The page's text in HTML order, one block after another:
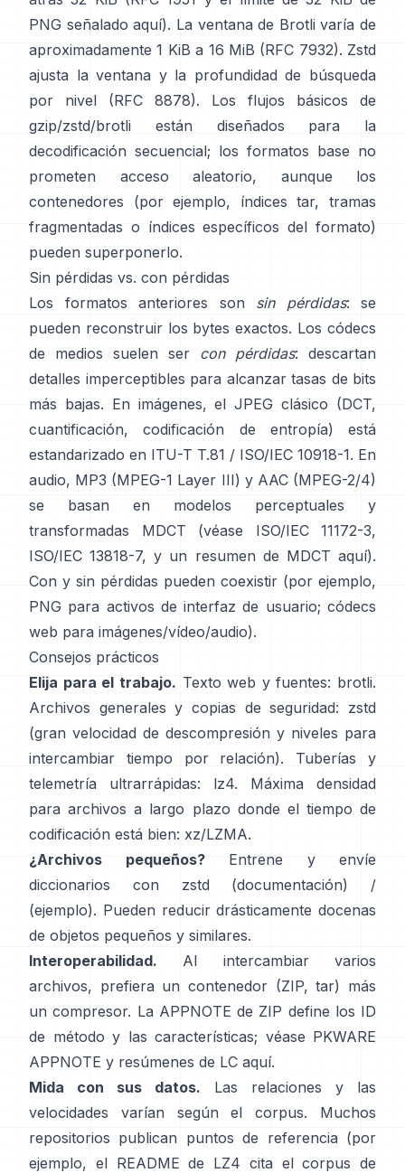
PNG señalado aquí). La ventana de Brotli varía de
aproximadamente 1 KiB a 16 MiB (RFC 7932). Zstd
ajusta la ventana y la profundidad de búsqueda
por nivel
(RFC 8878). Los flujos básicos de
gzip/zstd/brotli están diseñados para la
decodificación secuencial; los formatos base no
prometen acceso aleatorio, aunque los
contenedores (por ejemplo, índices tar, tramas
fragmentadas o índices específicos del formato)
pueden superponerlo.
Sin pérdidas vs. con pérdidas
Los formatos anteriores son sin pérdidas: se
pueden reconstruir los bytes exactos. Los códecs
de medios suelen ser con pérdidas: descartan
detalles imperceptibles para alcanzar tasas de bits
más bajas. En imágenes, el JPEG clásico (DCT,
cuantificación, codificación de entropía) está
estandarizado en ITU-T T.81 / ISO/IEC 10918-1. En
audio, MP3 (MPEG-1 Layer III) y AAC (MPEG-2/4)
se basan en modelos perceptuales y
transformadas MDCT (véase
ISO/IEC 11172-3,
ISO/IEC 13818-7, y un resumen de MDCT aquí).
Con y sin pérdidas pueden coexistir (por ejemplo,
PNG para activos de interfaz de usuario; códecs
web para imágenes/vídeo/audio).
Consejos prácticos
Elija para el trabajo. Texto web y fuentes: brotli.
Archivos generales y copias de seguridad: zstd
(gran velocidad de descompresión y niveles para
intercambiar tiempo por relación). Tuberías y
telemetría ultrarrápidas:
lz4. Máxima densidad
para archivos a largo plazo donde el tiempo de
codificación está bien: xz/LZMA.
¿Archivos pequeños?Entrene y envíe
diccionarios con zstd
(documentación)
/
(ejemplo). Pueden reducir drásticamente docenas
de objetos pequeños y similares.
Interoperabilidad. Al intercambiar varios
archivos, prefiera un contenedor (ZIP, tar) más
un compresor. La APPNOTE de ZIP define los ID
de método y las características; véase PKWARE
APPNOTE y resúmenes de LC aquí.
Mida con sus datos. Las relaciones y las
velocidades varían según el corpus. Muchos
repositorios publican puntos de referencia (por
ejemplo, el README de LZ4 cita el corpus de